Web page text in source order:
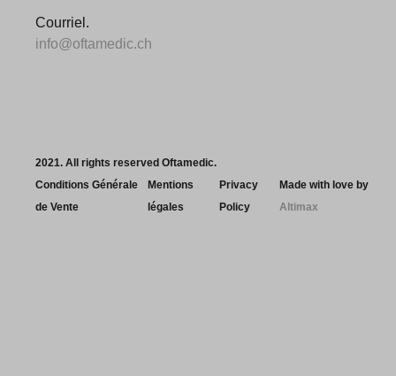
Courriel.
info@oftamedic.ch
2021. All rights reserved Oftamedic.
Conditions Générale
de Vente
Mentions
légales
Privacy
Policy
Made with love by
Altimax